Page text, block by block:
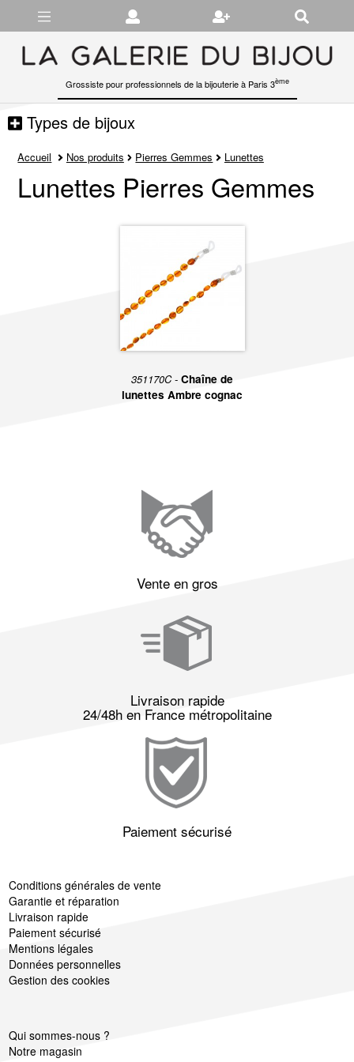
Grossiste pour professionnels de la bijouterie à Paris 3ème
Types de bijoux
Accueil Nos produits Pierres Gemmes Lunettes
Lunettes Pierres Gemmes
351170C -Chaîne de
lunettes Ambre cognac
Vente en gros
Livraison rapide
24/48h en France métropolitaine
Paiement sécurisé
Conditions générales de vente
Garantie et réparation
Livraison rapide
Paiement sécurisé
Mentions légales
Données personnelles
Gestion des cookies
Qui sommes-nous ?
Notre magasin
Gérer les préférences en matière de cookies